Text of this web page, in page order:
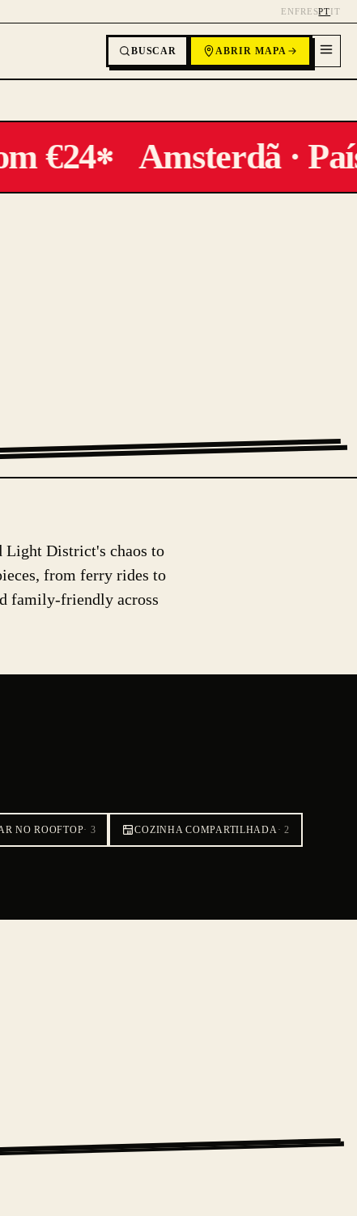
EN FR ESPTIT
BUSCAR ABRIR MAPA
€24✻ Amsterdã ·
Light District's chaos to
from ferry rides to
family-friendly across
NO ROOFTOP· 3 COZINHA COMPARTILHADA·2